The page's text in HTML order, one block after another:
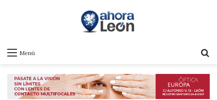
Menú